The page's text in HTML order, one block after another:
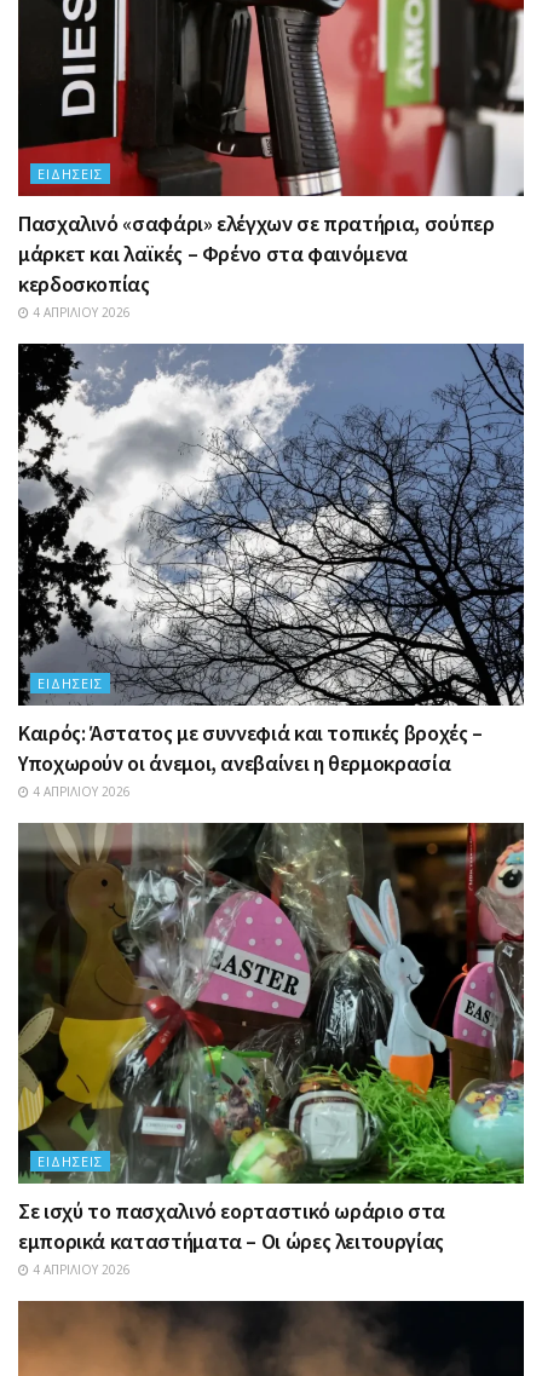
ΕΙΔΉΣΕΙΣ
Πασχαλινό «σαφάρι» ελέγχων σε πρατήρια, σούπερ
μάρκετ και λαϊκές – Φρένο στα φαινόμενα
κερδοσκοπίας
4 ΑΠΡΙΛΊΟΥ 2026
ΕΙΔΉΣΕΙΣ
Καιρός: Άστατος με συννεφιά και τοπικές βροχές –
Υποχωρούν οι άνεμοι, ανεβαίνει η θερμοκρασία
4 ΑΠΡΙΛΊΟΥ 2026
ΕΙΔΉΣΕΙΣ
Σε ισχύ το πασχαλινό εορταστικό ωράριο στα
εμπορικά καταστήματα – Οι ώρες λειτουργίας
4 ΑΠΡΙΛΊΟΥ 2026